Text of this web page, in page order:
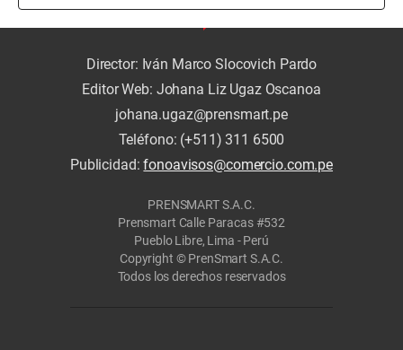
Director: Iván Marco Slocovich Pardo
Editor Web: Johana Liz Ugaz Oscanoa
johana.ugaz@prensmart.pe
Teléfono: (+511) 311 6500
Publicidad:fonoavisos@comercio.com.pe
PRENSMART S.A.C.
Prensmart Calle Paracas #532
Pueblo Libre, Lima - Perú
Copyright © PrenSmart S.A.C.
Todos los derechos reservados